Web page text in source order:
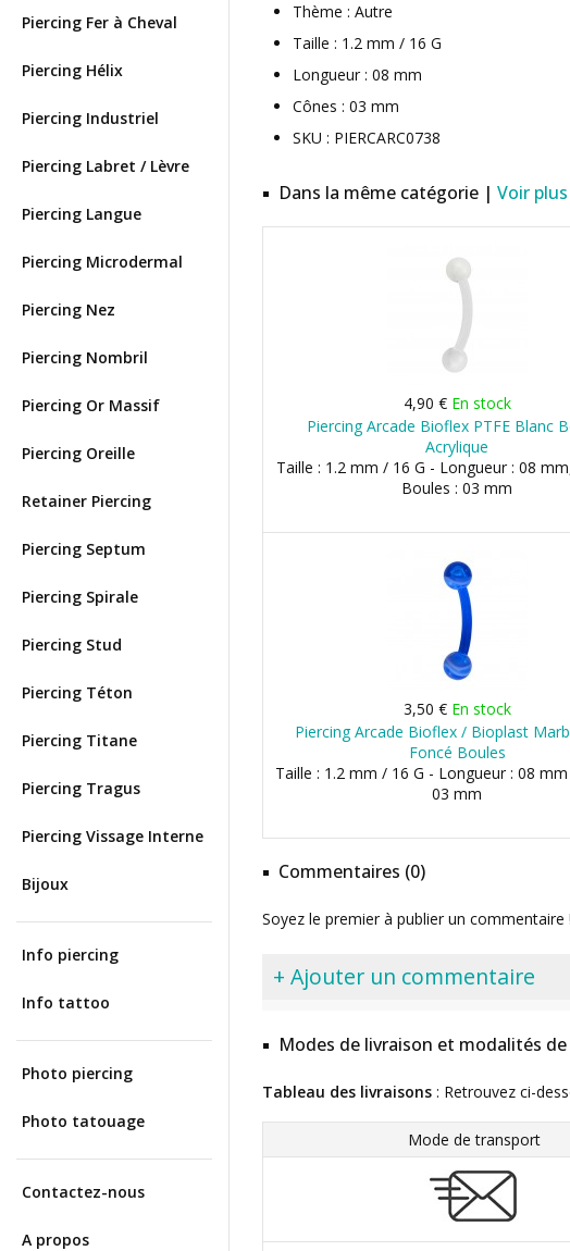
Piercing Fer à Cheval
Piercing Hélix
Piercing Industriel
Piercing Labret / Lèvre
Piercing Langue
Piercing Microdermal
Piercing Nez
Piercing Nombril
Piercing Or Massif
Piercing Oreille
Retainer Piercing
Piercing Septum
Piercing Spirale
Piercing Stud
Piercing Téton
Piercing Titane
Piercing Tragus
Piercing Vissage Interne
Bijoux
Info piercing
Info tattoo
Photo piercing
Photo tatouage
Contactez-nous
A propos
Thème : Autre
Taille : 1.2 mm / 16 G
Longueur : 08 mm
Cônes : 03 mm
SKU : PIERCARC0738
Dans la même catégorie | Voir plus
4,90 € En stock
Piercing Arcade Bioflex PTFE Blanc
Acrylique
Taille : 1.2 mm / 16 G - Longueur : 08
Boules : 03 mm
3,50 € En stock
Piercing Arcade Bioflex / Bioplast
Foncé Boules
Taille : 1.2 mm / 16 G - Longueur : 08
03 mm
Commentaires (0)
Soyez le premier à publier un commentaire !
+ Ajouter un commentaire
Modes de livraison et modalités
Tableau des livraisons : Retrouvez ci-
Mode de transport